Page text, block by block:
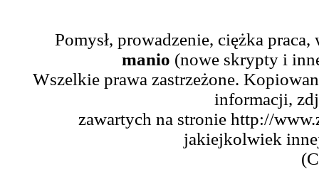
Pomysł, prowadzenie, ciężka
manio (nowe skrypty i
Wszelkie prawa zastrzeżone.
informacji,
zawartych na stronie http://
jakiejkolwiek